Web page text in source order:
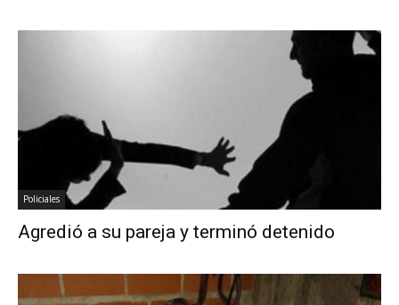
Policiales
Agredió a su pareja y terminó detenido